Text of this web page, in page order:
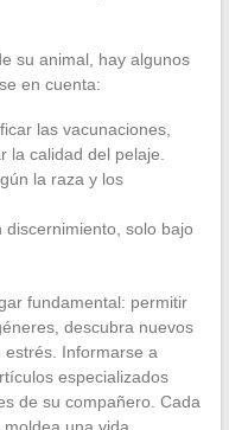
su animal, hay algunos
en cuenta:
las vacunaciones,
la calidad del pelaje.
la raza y los
discernimiento, solo bajo
fundamental: permitir
descubra nuevos
Informarse a
especializados
de su compañero. Cada